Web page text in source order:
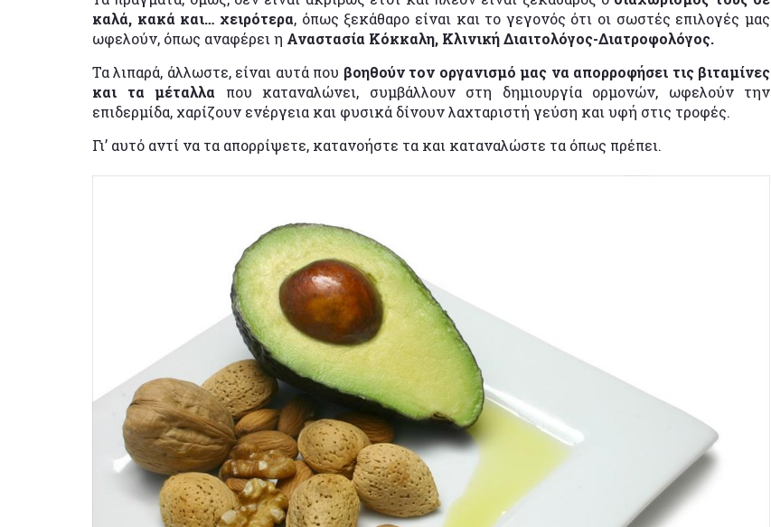
καλά, κακά και… χειρότερα, όπως ξεκάθαρο είναι και το γεγονός ότι οι σωστές επιλογές μας
ωφελούν, όπως αναφέρει η Αναστασία Κόκκαλη, Κλινική Διαιτολόγος-Διατροφολόγος.
Τα λιπαρά, άλλωστε, είναι αυτά που βοηθούν τον οργανισμό μας να απορροφήσει τις βιταμίνες
και τα μέταλλα που καταναλώνει, συμβάλλουν στη δημιουργία ορμονών, ωφελούν την
επιδερμίδα, χαρίζουν ενέργεια και φυσικά δίνουν λαχταριστή γεύση και υφή στις τροφές.
Γι’ αυτό αντί να τα απορρίψετε, κατανοήστε τα και καταναλώστε τα όπως πρέπει.